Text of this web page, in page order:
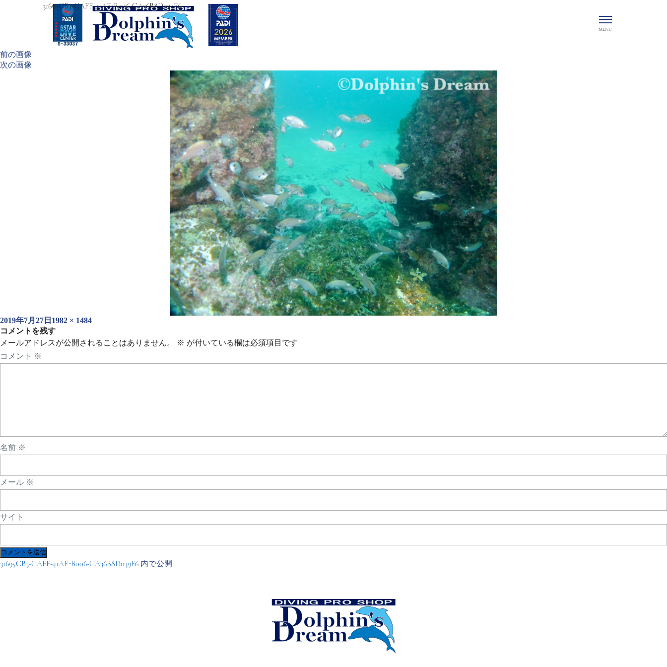
前の画像
次の画像
31695CB3-CAFF-41AF-B006-CA36B8D039F6
投
稿
日:
2019年7月27日 フ
ル
サ
ズ
1982 × 1484
コメントを残す
メールアドレスが公開されることはありません。
※ が付いている欄は必須項目です
コメント ※
名前 ※
メール ※
サイト
投
31695CB3-CAFF-41AF-B006-CA36B8D039F6 内で公開